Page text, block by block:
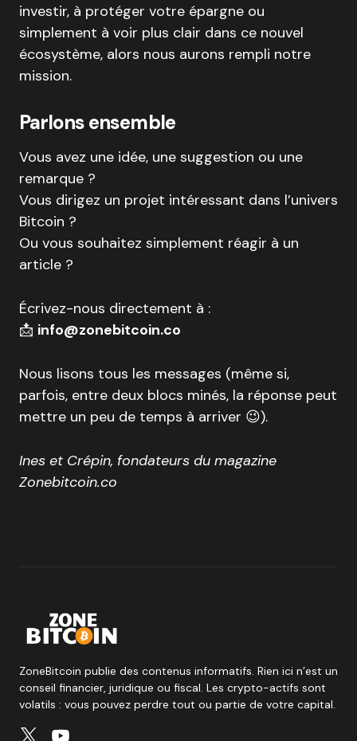
investir, à protéger votre épargne ou
simplement à voir plus clair dans ce nouvel
écosystème, alors nous aurons rempli notre
mission.
Parlons ensemble
Vous avez une idée, une suggestion ou une
remarque ?
Vous dirigez un projet intéressant dans l’univers
Bitcoin ?
Ou vous souhaitez simplement réagir à un
article ?
Écrivez-nous directement à :
📩 info@zonebitcoin.co
Nous lisons tous les messages (même si,
parfois, entre deux blocs minés, la réponse peut
mettre un peu de temps à arriver 😉).
Ines et Crépin, fondateurs du magazine
Zonebitcoin.co
ZoneBitcoin publie des contenus informatifs. Rien ici n’est un
conseil financier, juridique ou fiscal. Les crypto-actifs sont
volatils : vous pouvez perdre tout ou partie de votre capital.